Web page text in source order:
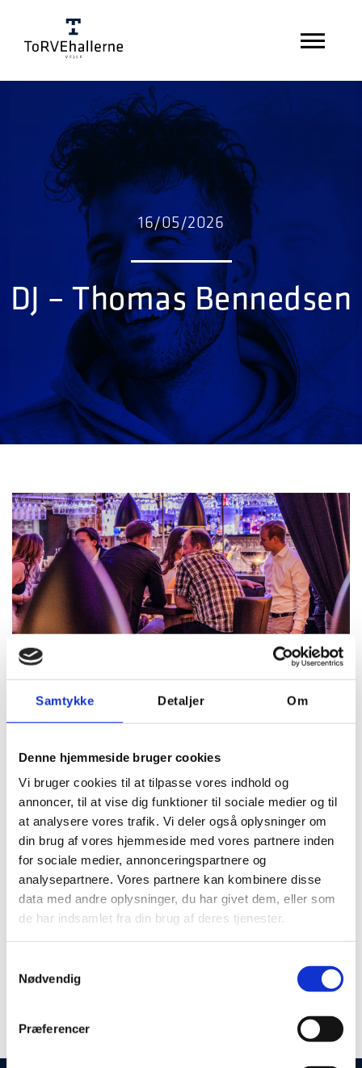
Samtykke Detaljer Om
Denne hjemmeside bruger cookies
Vi bruger cookies til at tilpasse vores indhold og
annoncer, til at vise dig funktioner til sociale medier og til
at analysere vores trafik. Vi deler også oplysninger om
din brug af vores hjemmeside med vores partnere inden
for sociale medier, annonceringspartnere og
analysepartnere. Vores partnere kan kombinere disse
data med andre oplysninger, du har givet dem, eller som
de har indsamlet fra din brug af deres tjenester.
Nødvendig
Præferencer
16/05/2026
DJ – Thomas Bennedsen
DJ - Thomas Bennedsen
Fra kl. 21.00 spiller DJ Thomas Bennedsen de nyeste
loungetoner og remixes. Musikken og lyset ændres og
lokalet transformeres fra aftenrestaurant til
cocktaillounge med stjerner på himlen. Gæsterne
fascineres af loungens betagende design, de 600 kvm.
glasloft, de rå murstens vægge, unikke azobe
plankeborde og skønne sofamiljøer. Stemningen er
Se mere på megalounge.dk